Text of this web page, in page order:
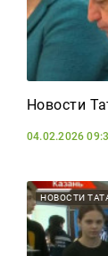
Новости
04.02.2026
НОВОСТИ